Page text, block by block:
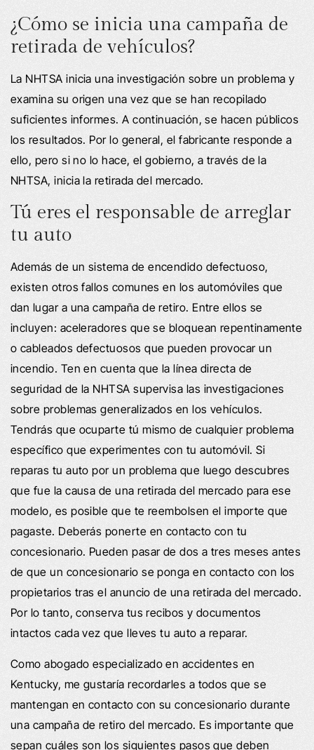
¿Cómo se inicia una campaña de
retirada de vehículos?
La NHTSA inicia una investigación sobre un problema y
examina su origen una vez que se han recopilado
suficientes informes. A continuación, se hacen públicos
los resultados. Por lo general, el fabricante responde a
ello, pero si no lo hace, el gobierno, a través de la
NHTSA, inicia la retirada del mercado.
Tú eres el responsable de arreglar
tu auto
Además de un sistema de encendido defectuoso,
existen otros fallos comunes en los automóviles que
dan lugar a una campaña de retiro. Entre ellos se
incluyen: aceleradores que se bloquean repentinamente
o cableados defectuosos que pueden provocar un
incendio. Ten en cuenta que la línea directa de
seguridad de la NHTSA supervisa las investigaciones
sobre problemas generalizados en los vehículos.
Tendrás que ocuparte tú mismo de cualquier problema
específico que experimentes con tu automóvil. Si
reparas tu auto por un problema que luego descubres
que fue la causa de una retirada del mercado para ese
modelo, es posible que te reembolsen el importe que
pagaste. Deberás ponerte en contacto con tu
concesionario. Pueden pasar de dos a tres meses antes
de que un concesionario se ponga en contacto con los
propietarios tras el anuncio de una retirada del mercado.
Por lo tanto, conserva tus recibos y documentos
intactos cada vez que lleves tu auto a reparar.
Como abogado especializado en accidentes en
Kentucky, me gustaría recordarles a todos que se
mantengan en contacto con su concesionario durante
una campaña de retiro del mercado. Es importante que
sepan cuáles son los siguientes pasos que deben